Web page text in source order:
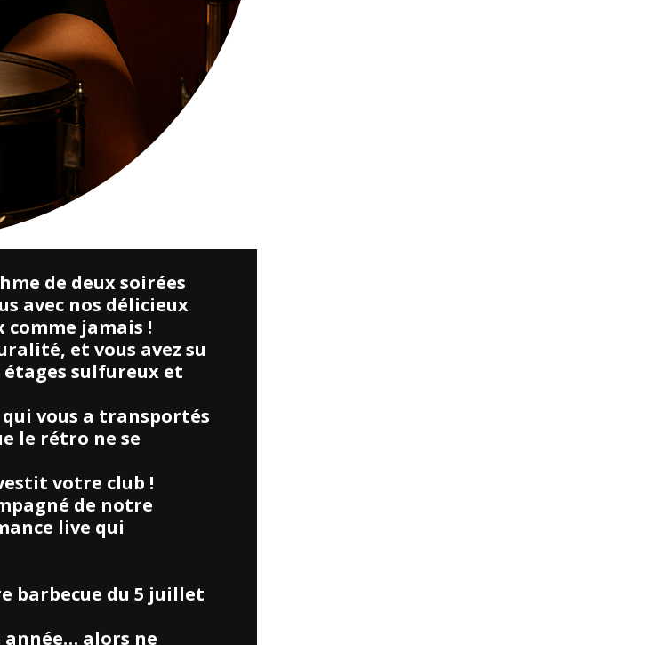
de deux soirées
avec nos délicieux
jamais !
et vous avez su
sulfureux et
vous a transportés
le rétro ne se
votre club !
de notre
live qui
barbecue du 5 juillet
année… alors ne